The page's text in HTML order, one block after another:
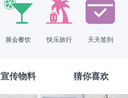
展会餐饮 快乐旅行 天天签到
宣传物料 猜你喜欢